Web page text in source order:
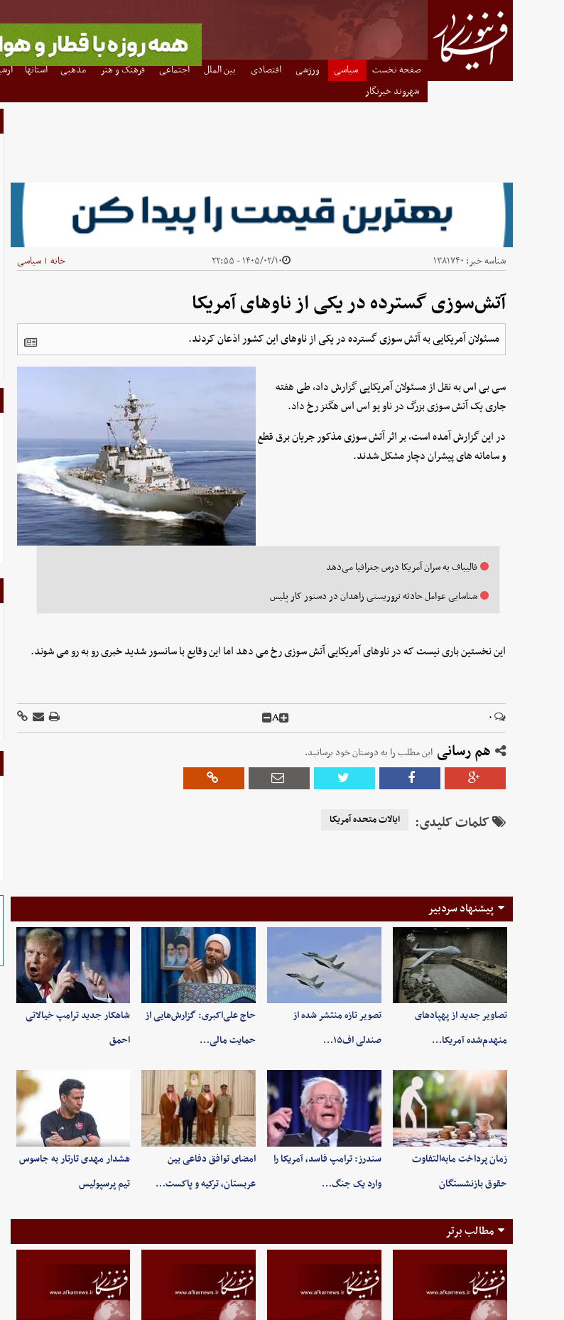
صفحه نخست سیاسی ورزشی اقتصادی بین الملل اجتماعی فرهنگ و هنر مذهبی استانها
شهروند خبرنگار
شناسه خبر: ۱۳۸۱۷۴۰ ۱۴۰۵/۰۲/۱۰ - ۲۲:۵۵ خانه | سیاسی
آتش‌سوزی گسترده در یکی از ناوهای آمریکا
مسئولان آمریکایی به آتش سوزی گسترده در یکی از ناوهای این کشور اذعان کردند.
سی بی اس به نقل از مسئولان آمریکایی گزارش داد، طی هفته
جاری یک آتش سوزی بزرگ در ناو یو اس اس هگنز رخ داد.
در این گزارش آمده است، بر اثر آتش سوزی مذکور جریان برق قطع
و سامانه های پیشران دچار مشکل شدند.
قالیباف به سران ‌آمریکا درس جغرافیا می‌دهد
شناسایی عوامل حادثه تروریستی زاهدان در دستور کار پلیس
این نخستین باری نیست که در ناوهای آمریکایی آتش سوزی رخ می دهد اما این وقایع با سانسور شدید خبری رو به رو می شوند.
۰ A
هم رسانی این مطلب را به دوستان خود برسانید.
کلمات کلیدی: ایالات متحده آمریکا
پیشنهاد سردبیر
تصاویر جدید از پهپادهای
منهدم‌شده آمریکا…
تصویر تازه منتشر شده از
صندلی اف۱۵…
حاج علی‌اکبری: گزارش‌هایی از
حمایت مالی…
شاهکار جدید ترامپ خیالاتی
احمق
زمان پرداخت مابه‌التفاوت
حقوق بازنشستگان
سندرز: ترامپ فاسد، آمریکا را
وارد یک جنگ…
امضای توافق دفاعی بین
عربستان، ترکیه و پاکست…
هشدار مهدی تارتار به جاسوس
تیم پرسپولیس
مطالب برتر